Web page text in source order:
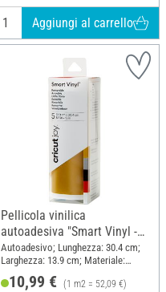
Aggiungi al carrello
Pellicola vinilica
autoadesiva "Smart Vinyl -
Elegance" di Cricut Joy,
Removable
Autoadesivo; Lunghezza: 30.4 cm;
Larghezza: 13.9 cm; Materiale:
10,99 € (1 m2 = 52,09 €)